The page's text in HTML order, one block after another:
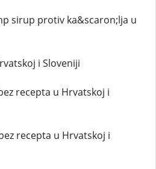
sirup protiv ka&scaron;lja u
i Sloveniji
recepta u Hrvatskoj i
recepta u Hrvatskoj i